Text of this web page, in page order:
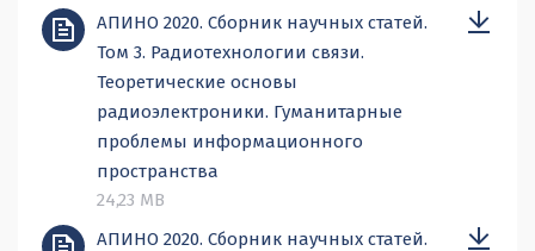
АПИНО 2020. Сборник научных статей.
Том 3. Радиотехнологии связи.
Теоретические основы
радиоэлектроники. Гуманитарные
проблемы информационного
пространства
24,23 MB
АПИНО 2020. Сборник научных статей.